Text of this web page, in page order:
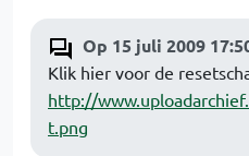
Op 15 juli 2009
Klik hier voor de
http://
t.png